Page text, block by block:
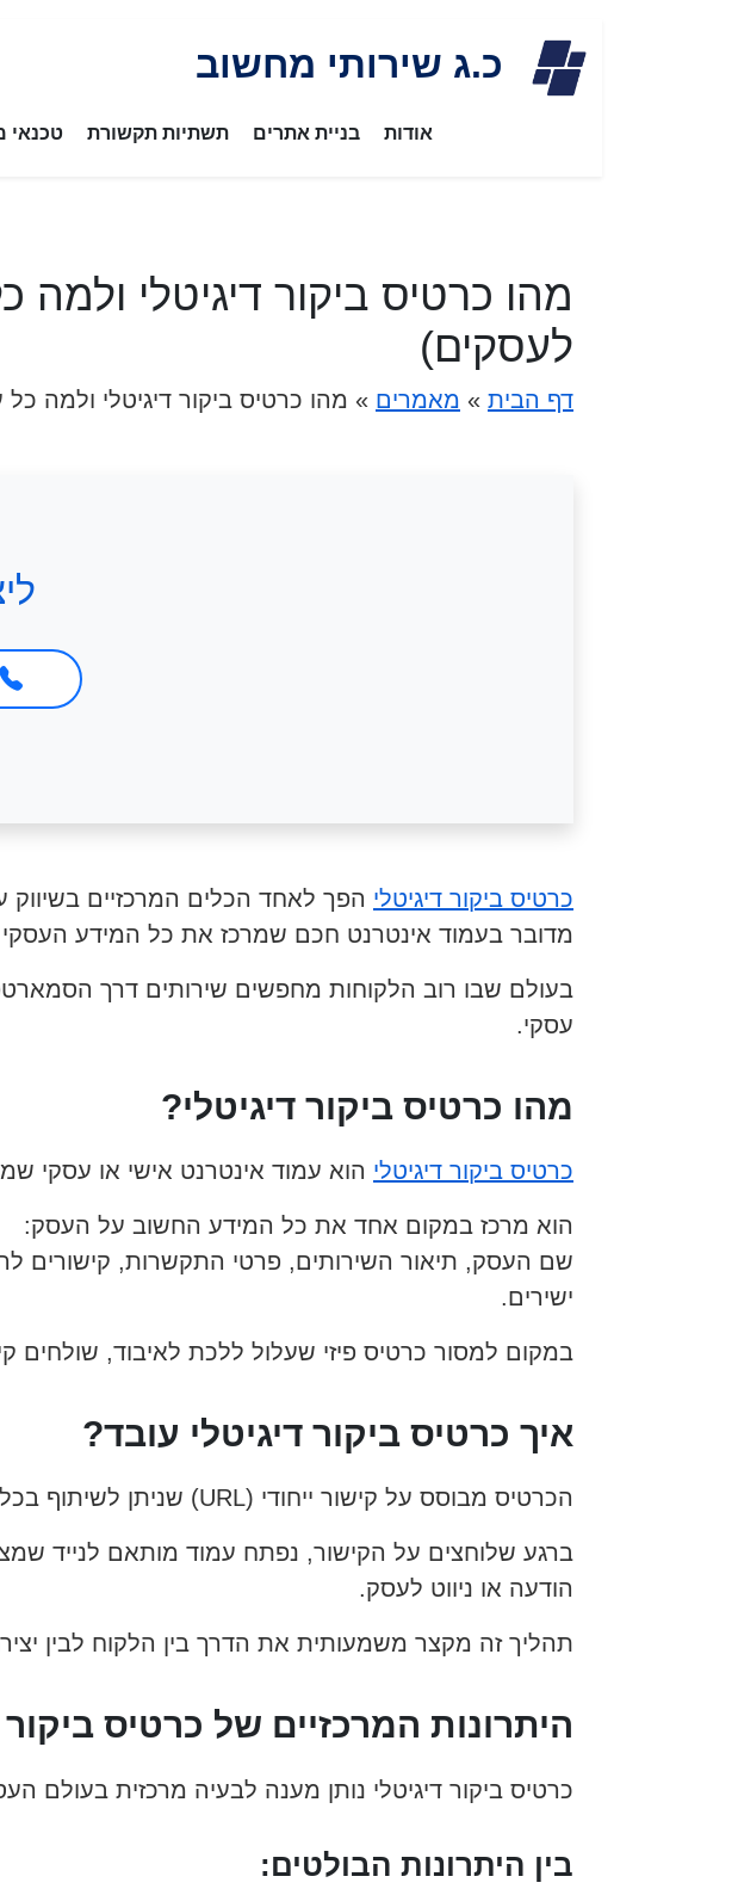
content
כ.ג שירותי מחשוב
אודות בניית אתרים תשתיות תקשורת טכנאי
מהו כרטיס ביקור דיגיטלי
לעסקים)
דף הבית » מאמרים » מהו כרטיס ביקור דיגיטלי ולמה
כרטיס ביקור דיגיטלי הפך לאחד הכלים המרכזיים בשיווק
מדובר בעמוד אינטרנט חכם שמרכז את כל המידע
בעולם שבו רוב הלקוחות מחפשים שירותים דרך
עסקי.
מהו כרטיס ביקור דיגיטלי?
כרטיס ביקור דיגיטלי הוא עמוד אינטרנט אישי או עסקי
הוא מרכז במקום אחד את כל המידע החשוב על העסק:
שם העסק, תיאור השירותים, פרטי התקשרות, קישורים
ישירים.
במקום למסור כרטיס פיזי שעלול ללכת לאיבוד, שולחים
איך כרטיס ביקור דיגיטלי עובד?
הכרטיס מבוסס על קישור ייחודי (URL) שניתן לשיתוף בכל ערוץ: WhatsApp, SMS, דוא"ל, רשתות חברתיות או חתימת מייל.
ברגע שלוחצים על הקישור, נפתח עמוד מותאם לנייד
הודעה או ניווט לעסק.
תהליך זה מקצר משמעותית את הדרך בין הלקוח לבין
היתרונות המרכזיים של כרטיס ביקור
כרטיס ביקור דיגיטלי נותן מענה לבעיה מרכזית בעולם
בין היתרונות הבולטים: